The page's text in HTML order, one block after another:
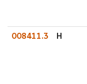
008411.3 H